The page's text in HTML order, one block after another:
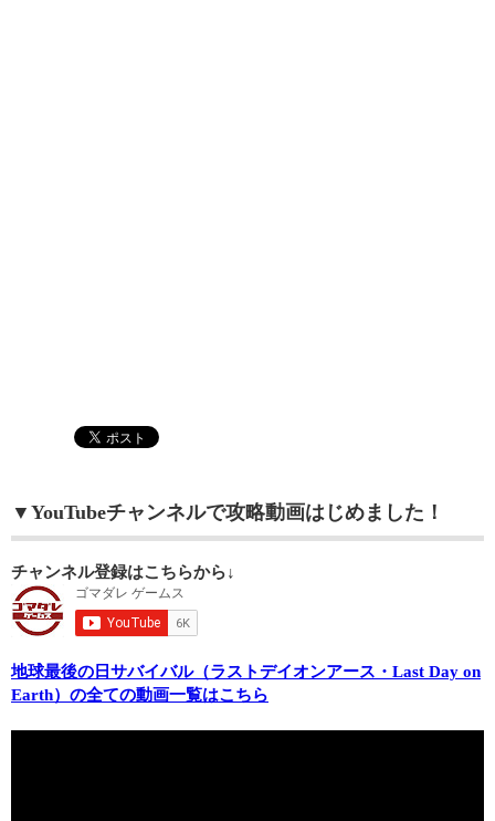
▼YouTubeチャンネルで攻略動画はじめました！
チャンネル登録はこちらから↓
地球最後の日サバイバル（ラストデイオンアース・Last Day on
Earth）の全ての動画一覧はこちら